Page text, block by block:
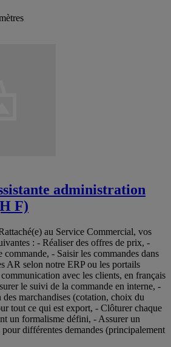
administration
F)
au Service Commercial, vos
: - Réaliser des offres de prix, -
commande, - Saisir les commandes dans
AR selon notre ERP ou les portails
avec les clients, en français
le suivi de la commande en interne, -
marchandises (cotation, choix du
tout ce qui est export, - Clôturer chaque
un formalisme défini, - Assurer un
différentes demandes (principalement